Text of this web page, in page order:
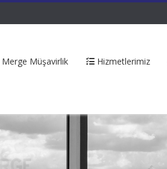
Merge Müşavirlik Hizmetlerimiz